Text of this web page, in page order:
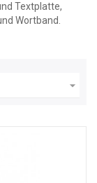
Textplatte,
Wortband.
